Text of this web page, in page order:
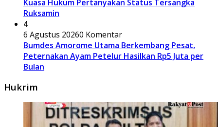
Kuasa Hukum Pertanyakan Status Tersangka
Ruksamin
4
6 Agustus 20260 Komentar
Bumdes Amorome Utama Berkembang Pesat,
Peternakan Ayam Petelur Hasilkan Rp5 Juta per
Bulan
Hukrim